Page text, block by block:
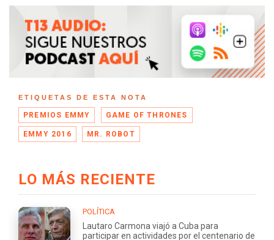
ETIQUETAS DE ESTA NOTA
PREMIOS EMMY GAME OF THRONES
EMMY 2016 MR. ROBOT
LO MÁS RECIENTE
POLÍTICA
Lautaro Carmona viajó a Cuba para
participar en actividades por el centenario de